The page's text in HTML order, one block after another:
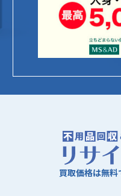
買取価格は無料